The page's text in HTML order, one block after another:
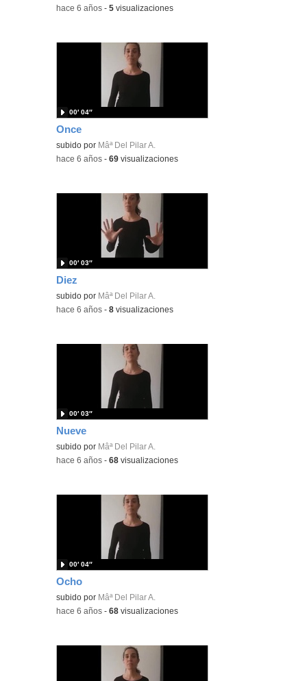
-hace 6 años -5 visualizaciones
Once
subido por Mâª Del Pilar A.
00′ 04″
-hace 6 años -69 visualizaciones
Diez
subido por Mâª Del Pilar A.
00′ 03″
-hace 6 años -8 visualizaciones
Nueve
subido por Mâª Del Pilar A.
00′ 03″
-hace 6 años -68 visualizaciones
Ocho
subido por Mâª Del Pilar A.
00′ 04″
-hace 6 años -68 visualizaciones